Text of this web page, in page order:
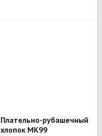
Плательно-рубашечный
хлопок MK99